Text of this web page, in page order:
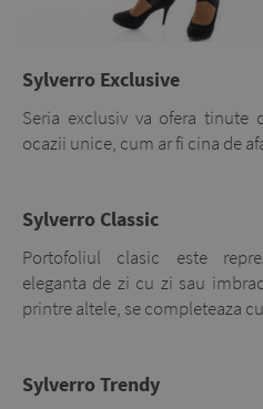
Sylverro Exclusive
Seria exclusiv va ofera tinute
ocazii unice, cum ar fi cina de
Sylverro Classic
Portofoliul clasic este
eleganta de zi cu zi sau
printre altele, se completeaza
Sylverro Trendy